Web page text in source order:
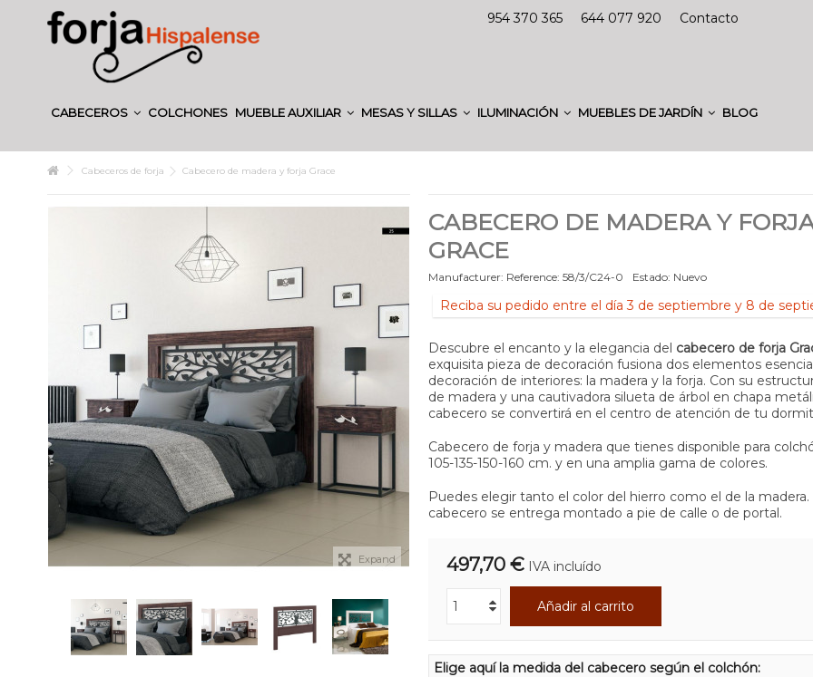
954 370 365 644 077 920 Contacto
CABECEROS COLCHONES MUEBLE AUXILIAR MESAS Y SILLAS ILUMINACIÓN MUEBLES DE JARDÍN BLOG
Cabeceros de forja Cabecero de madera y forja Grace
Expand
CABECERO DE MADERA Y
GRACE
Manufacturer: Reference: 58/3/C24-0 Estado: Nuevo
Reciba su pedido entre el día 3 de septiembre y 8 de
Descubre el encanto y la elegancia del cabecero de forja
exquisita pieza de decoración fusiona dos elementos
decoración de interiores: la madera y la forja. Con su
de madera y una cautivadora silueta de árbol en chapa
cabecero se convertirá en el centro de atención de tu
Cabecero de forja y madera que tienes disponible para
105-135-150-160 cm. y en una amplia gama de colores.
Puedes elegir tanto el color del hierro como el de la madera.
cabecero se entrega montado a pie de calle o de portal.
497,70 € IVA incluído
Añadir al carrito
Elige aquí la medida del cabecero según el colchón: